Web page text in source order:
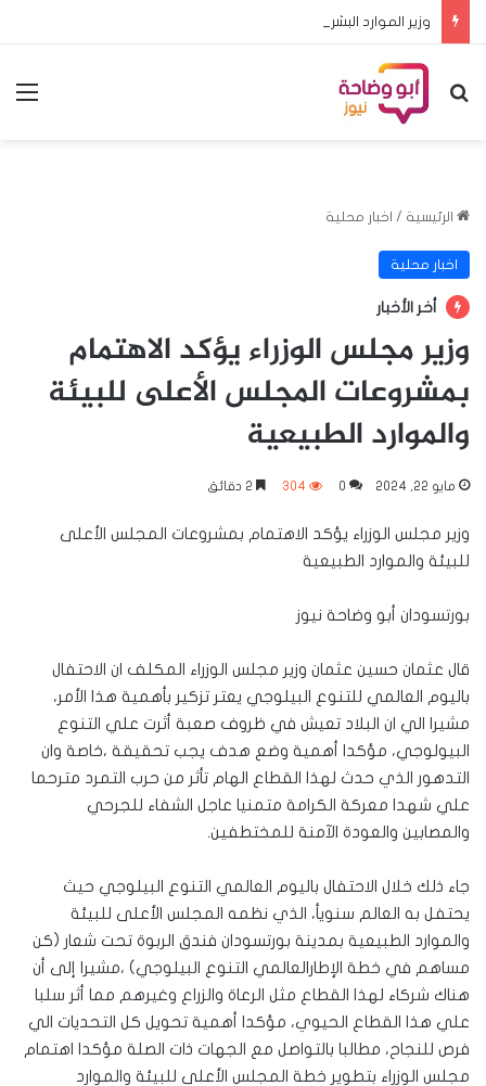
بحث عن
الرئيسية / اخبار محلية
اخبار محلية
أخر الأخبار
وزير مجلس الوزراء يؤكد الاهتمام
بمشروعات المجلس الأعلى للبيئة
والموارد الطبيعية
مايو 22, 2024 0
304
وزير مجلس الوزراء يؤكد الاهتمام بمشروعات المجلس الأعلى
للبيئة والموارد الطبيعية
بورتسودان أبو وضاحة نيوز
قال عثمان حسين عثمان وزير مجلس الوزراء المكلف ان الاحتفال
باليوم العالمي للتنوع البيلوجي يعتر تزكير بأهمية هذا الأمر،
مشيرا الي ان البلاد تعيش في ظروف صعبة أثرت علي التنوع
البيولوجي، مؤكدا أهمية وضع هدف يجب تحقيقة ،خاصة وان
التدهور الذي حدث لهذا القطاع الهام تأثر من حرب التمرد مترحما
علي شهدا معركة الكرامة متمنيا عاجل الشفاء للجرحي
والمصابين والعودة الآمنة للمختطفين.
جاء ذلك خلال الاحتفال باليوم العالمي التنوع البيلوجي حيث
يحتفل به العالم سنويأ، الذي نظمه المجلس الأعلى للبيئة
والموارد الطبيعية بمدينة بورتسودان فندق الربوة تحت شعار (كن
مساهم في خطة الإطارالعالمي التنوع البيلوجي) ،مشيرا إلى أن
هناك شركاء لهذا القطاع مثل الرعاة والزراع وغيرهم مما أثر سلبا
علي هذا القطاع الحيوي، مؤكدا أهمية تحويل كل التحديات الي
فرص للنجاح، مطالبا بالتواصل مع الجهات ذات الصلة مؤكدا اهتمام
مجلس الوزراء بتطوير خطة المجلس الأعلى للبيئة والموارد